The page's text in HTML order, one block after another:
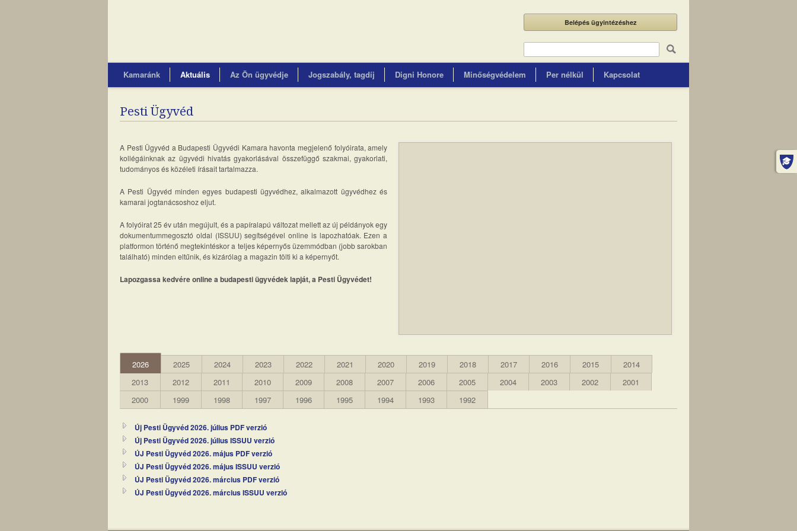
Belépés ügyintézéshez
Kamaránk Aktuális Az Ön ügyvédje Jogszabály, tagdíj Digni Honore Minőségvédelem Per nélkül Kapcsolat
Pesti Ügyvéd
A Pesti Ügyvéd a Budapesti Ügyvédi Kamara havonta megjelenő folyóirata, amely
kollégáinknak az ügyvédi hivatás gyakorlásával összefüggő szakmai, gyakorlati,
tudományos és közéleti írásait tartalmazza.
A Pesti Ügyvéd minden egyes budapesti ügyvédhez, alkalmazott ügyvédhez és
kamarai jogtanácsoshoz eljut.
A folyóirat 25 év után megújult, és a papíralapú változat mellett az új példányok egy
dokumentummegosztó oldal (ISSUU) segítségével online is lapozhatóak. Ezen a
platformon történő megtekintéskor a teljes képernyős üzemmódban (jobb sarokban
található) minden eltűnik, és kizárólag a magazin tölti ki a képernyőt.
Lapozgassa kedvére online a budapesti ügyvédek lapját, a Pesti Ügyvédet!
2026 2025 2024 2023 2022 2021 2020 2019 2018 2017 2016 2015
2014
2013
2012 2011 2010 2009 2008 2007 2006 2005 2004 2003 2002
2001
2000
1999 1998 1997 1996 1995 1994 1993 1992
Új Pesti Ügyvéd 2026. július PDF verzió
Új Pesti Ügyvéd 2026. július ISSUU verzió
ÚJ Pesti Ügyvéd 2026. május PDF verzió
ÚJ Pesti Ügyvéd 2026. május ISSUU verzió
ÚJ Pesti Ügyvéd 2026. március PDF verzió
ÚJ Pesti Ügyvéd 2026. március ISSUU verzió